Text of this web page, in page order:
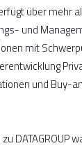
über mehr
und
mit
und Buy-
DATAGROUP